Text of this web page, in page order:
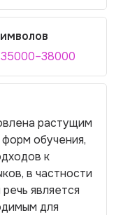
35000–38000
растущим
обучения,
к
в частности
является
для